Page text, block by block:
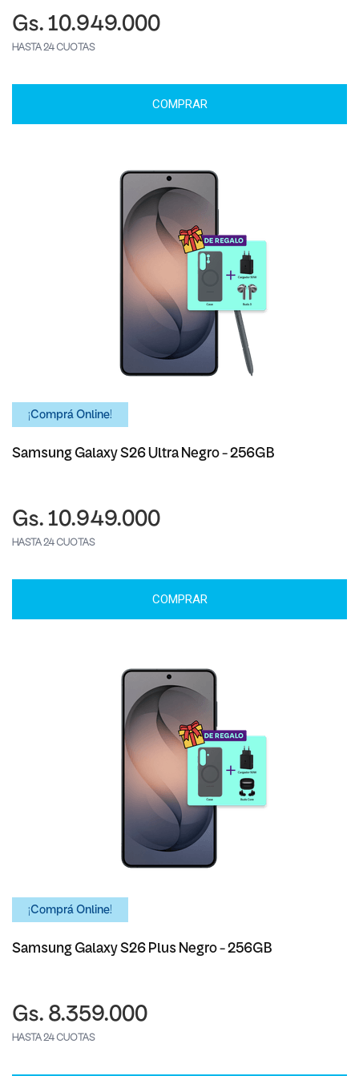
Gs. 10.949.000
HASTA 24 CUOTAS
COMPRAR
¡Comprá Online!
Samsung Galaxy S26 Ultra Negro - 256GB
Gs. 10.949.000
HASTA 24 CUOTAS
COMPRAR
¡Comprá Online!
Samsung Galaxy S26 Plus Negro - 256GB
Gs. 8.359.000
HASTA 24 CUOTAS